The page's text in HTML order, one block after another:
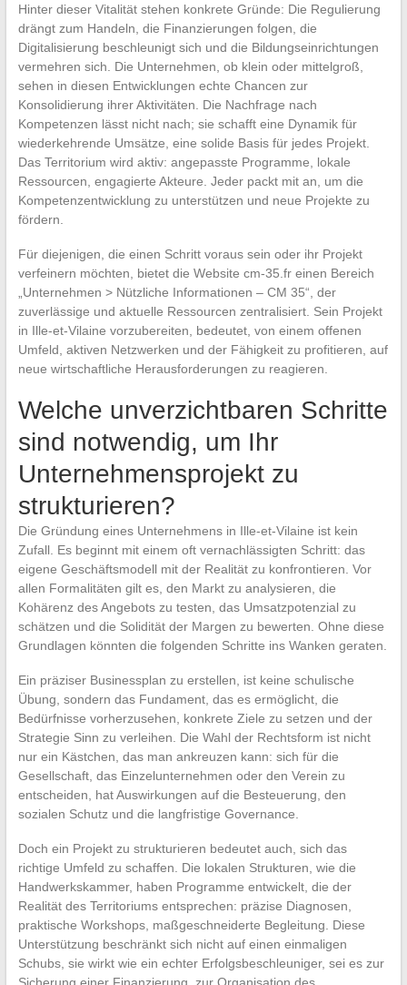
Hinter dieser Vitalität stehen konkrete Gründe: Die Regulierung
drängt zum Handeln, die Finanzierungen folgen, die
Digitalisierung beschleunigt sich und die Bildungseinrichtungen
vermehren sich. Die Unternehmen, ob klein oder mittelgroß,
sehen in diesen Entwicklungen echte Chancen zur
Konsolidierung ihrer Aktivitäten. Die Nachfrage nach
Kompetenzen lässt nicht nach; sie schafft eine Dynamik für
wiederkehrende Umsätze, eine solide Basis für jedes Projekt.
Das Territorium wird aktiv: angepasste Programme, lokale
Ressourcen, engagierte Akteure. Jeder packt mit an, um die
Kompetenzentwicklung zu unterstützen und neue Projekte zu
fördern.
Für diejenigen, die einen Schritt voraus sein oder ihr Projekt
verfeinern möchten, bietet die Website cm-35.fr einen Bereich
„Unternehmen > Nützliche Informationen – CM 35“, der
zuverlässige und aktuelle Ressourcen zentralisiert. Sein Projekt
in Ille-et-Vilaine vorzubereiten, bedeutet, von einem offenen
Umfeld, aktiven Netzwerken und der Fähigkeit zu profitieren, auf
neue wirtschaftliche Herausforderungen zu reagieren.
Welche unverzichtbaren Schritte
sind notwendig, um Ihr
Unternehmensprojekt zu
strukturieren?
Die Gründung eines Unternehmens in Ille-et-Vilaine ist kein
Zufall. Es beginnt mit einem oft vernachlässigten Schritt: das
eigene Geschäftsmodell mit der Realität zu konfrontieren. Vor
allen Formalitäten gilt es, den Markt zu analysieren, die
Kohärenz des Angebots zu testen, das Umsatzpotenzial zu
schätzen und die Solidität der Margen zu bewerten. Ohne diese
Grundlagen könnten die folgenden Schritte ins Wanken geraten.
Ein präziser Businessplan zu erstellen, ist keine schulische
Übung, sondern das Fundament, das es ermöglicht, die
Bedürfnisse vorherzusehen, konkrete Ziele zu setzen und der
Strategie Sinn zu verleihen. Die Wahl der Rechtsform ist nicht
nur ein Kästchen, das man ankreuzen kann: sich für die
Gesellschaft, das Einzelunternehmen oder den Verein zu
entscheiden, hat Auswirkungen auf die Besteuerung, den
sozialen Schutz und die langfristige Governance.
Doch ein Projekt zu strukturieren bedeutet auch, sich das
richtige Umfeld zu schaffen. Die lokalen Strukturen, wie die
Handwerkskammer, haben Programme entwickelt, die der
Realität des Territoriums entsprechen: präzise Diagnosen,
praktische Workshops, maßgeschneiderte Begleitung. Diese
Unterstützung beschränkt sich nicht auf einen einmaligen
Schubs, sie wirkt wie ein echter Erfolgsbeschleuniger, sei es zur